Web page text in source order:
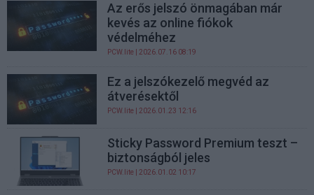
Az erős jelszó önmagában már
kevés az online fiókok
védelméhez
PCW.lite | 2026.07.16 08:19
Ez a jelszókezelő megvéd az
átverésektől
PCW.lite | 2026.01.23 12:16
Sticky Password Premium teszt –
biztonságból jeles
PCW.lite | 2026.01.02 10:17